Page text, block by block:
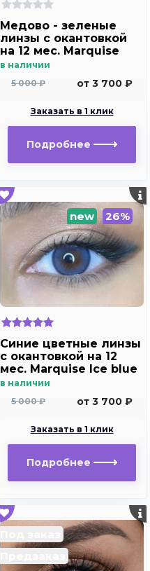
Медово - зеленые
линзы c окантовкой
на 12 мес. Marquise
Hollywood brown m2
в наличии
5 000 ₽
от 3 700 ₽
Заказать в 1 клик
Подробнее
new 26%
Синие цветные линзы
c окантовкой на 12
мес. Marquise Ice blue
в наличии
5 000 ₽
от 3 700 ₽
Заказать в 1 клик
Подробнее